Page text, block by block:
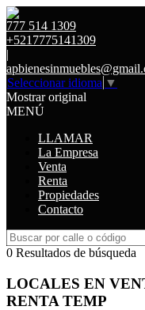
777 514 1309
+5217775141309
|
Seleccionar idioma ▼
Mostrar original
MENÚ
LLAMAR
La Empresa
Venta
Renta
Propiedades
Contacto
0 Resultados de búsqueda
LOCALES EN
RENTA TEMP